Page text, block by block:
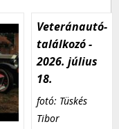
Veteránautó-
találkozó -
2026. július
18.
fotó: Tüskés
Tibor